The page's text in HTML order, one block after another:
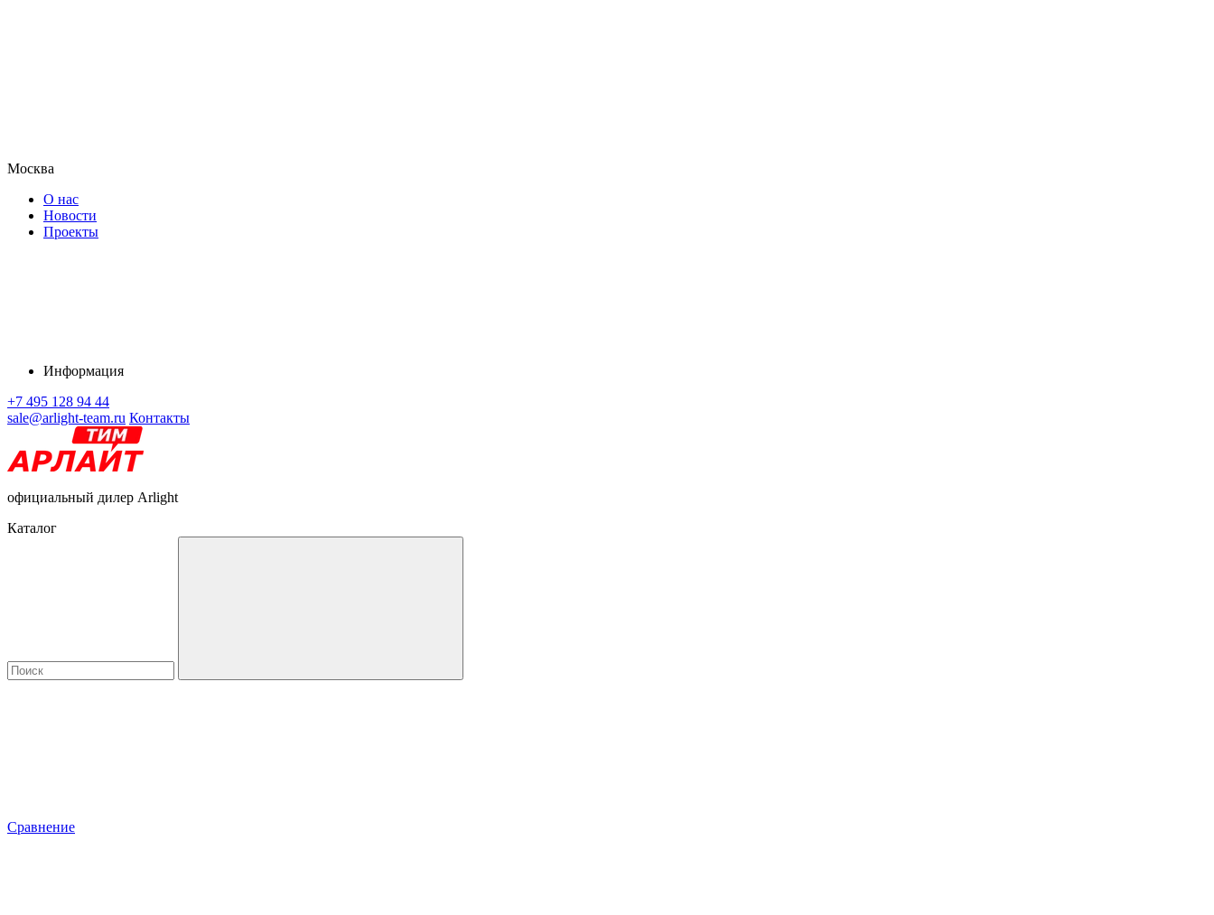
Москва
О нас
Новости
Проекты
Информация
+7 495 128 94 44
sale@arlight-team.ru Контакты
официальный дилер Arlight
Каталог
Сравнение